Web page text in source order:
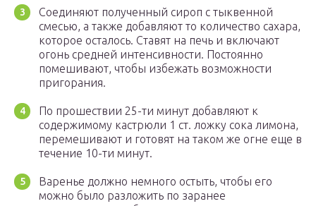
Соединяют полученный сироп с тыквенной
смесью, а также добавляют то количество сахара,
которое осталось. Ставят на печь и включают
огонь средней интенсивности. Постоянно
помешивают, чтобы избежать возможности
пригорания.
По прошествии 25-ти минут добавляют к
содержимому кастрюли 1 ст. ложку сока лимона,
перемешивают и готовят на таком же огне еще в
течение 10-ти минут.
Варенье должно немного остыть, чтобы его
можно было разложить по заранее